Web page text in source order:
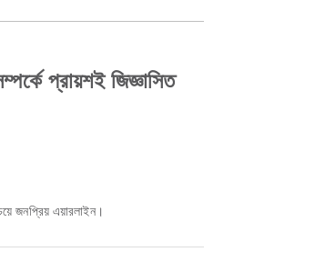
প্রায়শই জিজ্ঞাসিত
জনপ্রিয় এয়ারলাইন।